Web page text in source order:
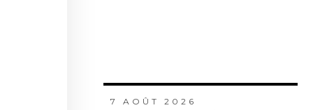
7 AOÛT 2026